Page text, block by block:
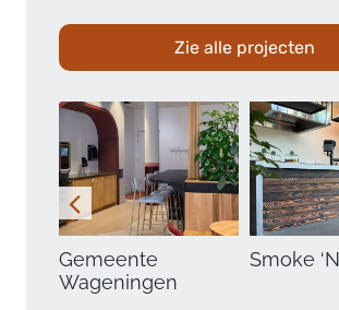
Zie alle projecten
Gemeente
Wageningen
Smoke